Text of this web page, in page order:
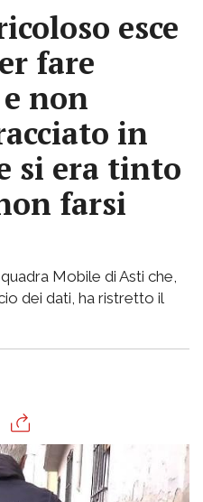
esce
fare
non
in
si era tinto
farsi
Mobile di Asti che,
dei dati, ha ristretto il